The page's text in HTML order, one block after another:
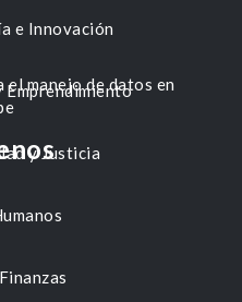
e Innovación
Emprendimiento
y Justicia
manejo de datos en